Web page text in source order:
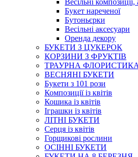
Букет нареченої
Бутоньєрки
Весільні аксесуари
Оренда декору
БУКЕТИ З ЦУКЕРОК
КОРЗИНИ З ФРУКТІВ
ТРАУРНА ФЛОРИСТИКА
ВЕСНЯНІ БУКЕТИ
Букети з 101 рози
Композиції із квітів
Кошика із квітів
Іграшки із квітів
ЛІТНІ БУКЕТИ
Серця із квітів
Горщикові рослини
ОСІННІ БУКЕТИ